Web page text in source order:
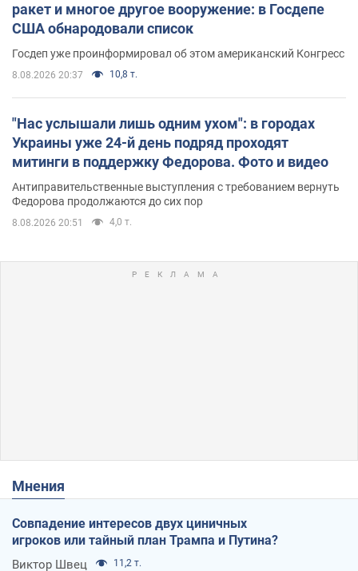
ракет и многое другое вооружение: в Госдепе
США обнародовали список
Госдеп уже проинформировал об этом американский Конгресс
8.08.2026 20:37 10,8 т.
"Нас услышали лишь одним ухом": в городах
Украины уже 24-й день подряд проходят
митинги в поддержку Федорова. Фото и видео
Антиправительственные выступления с требованием вернуть
Федорова продолжаются до сих пор
8.08.2026 20:51 4,0 т.
Мнения
Совпадение интересов двух циничных
игроков или тайный план Трампа и Путина?
Виктор Швец 11,2 т.